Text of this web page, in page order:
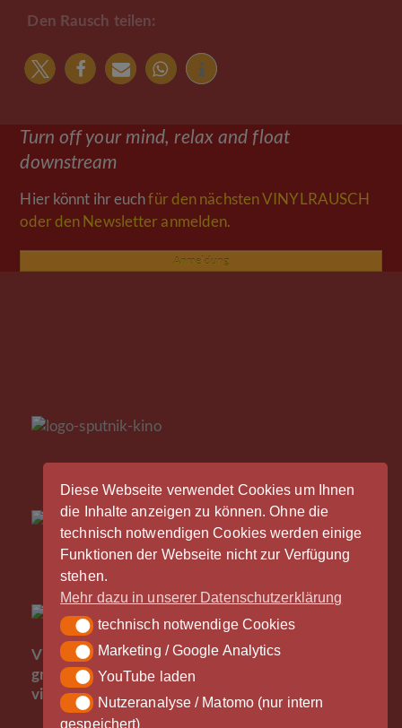
Diese Webseite verwendet Cookies um Ihnen
die Inhalte anzeigen zu können. Ohne die
technisch notwendigen Cookies werden einige
Funktionen der Webseite nicht zur Verfügung
stehen.
Mehr dazu in unserer Datenschutzerklärung
technisch notwendige Cookies
technisch notwendige Cookies
Marketing / Google Analytics
Marketing / Google Analytics
YouTube laden
YouTube laden
Nutzeranalyse / Matomo (nur intern gespeichert)
Nutzeranalyse / Matomo (nur intern
gespeichert)
Den Rausch teilen:
Turn off your mind, relax and float
downstream
Hier könnt ihr euchfür den nächsten VINYLRAUSCH
oder den Newsletter anmelden.
Anmeldung
Vinylrausch wäre nicht möglich ohne die
großzügige Unterstützung durch unsere Partner -
vielen Dank!